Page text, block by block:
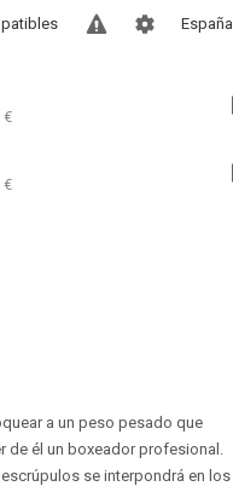
España
€
€
a un peso pesado que
de él un boxeador profesional.
se interpondrá en los